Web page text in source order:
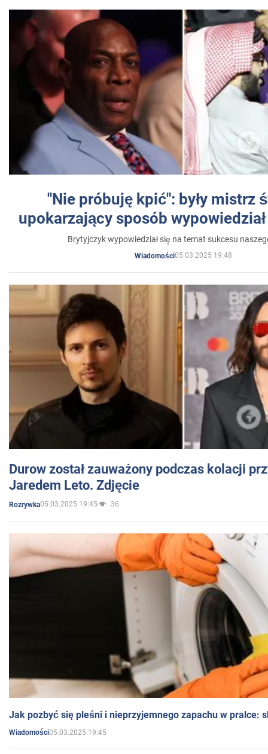
"Nie próbuję kpić": były mistrz
upokarzający sposób
Brytyjczyk wypowiedział się na temat sukcesu
Wiadomości05.03.2025 19:48
Durow został zauważony podczas kolacji
Jaredem Leto. Zdjęcie
Rozrywka05.03.2025 19:45 36
Jak pozbyć się pleśni i nieprzyjemnego zapachu w pralce:
Wiadomości05.03.2025 19:45